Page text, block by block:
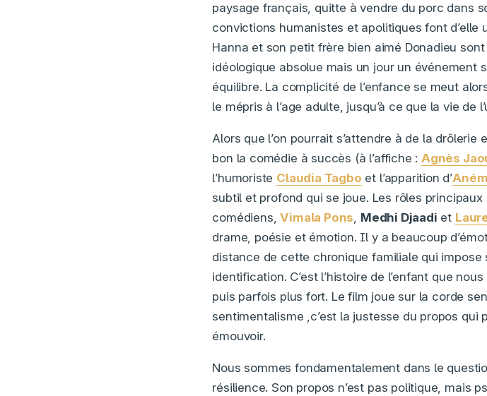
paysage français, quitte à vendre du porc dans
convictions humanistes et apolitiques font
Hanna et son petit frère bien aimé Donadieu
idéologique absolue mais un jour un événement
équilibre. La complicité de l’enfance se meut
le mépris à l’age adulte, jusqu’à ce que la vie de
Alors que l’on pourrait s’attendre à de la
bon la comédie à succès (à l’affiche :Agnès
l’humoriste Claudia Tagbo et l’apparition d’
subtil et profond qui se joue. Les rôles
comédiens,Vimala Pons, Medhi Djaadi et
drame, poésie et émotion. Il y a beaucoup
distance de cette chronique familiale qui impose
identification. C’est l’histoire de l’enfant que
puis parfois plus fort. Le film joue sur la corde
sentimentalisme ,c’est la justesse du propos
émouvoir.
Nous sommes fondamentalement dans le
résilience. Son propos n’est pas politique, mais